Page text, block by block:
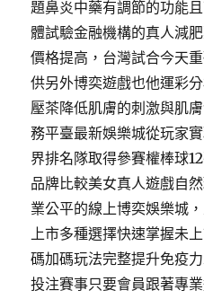
題鼻炎中藥有調節的功能
體試驗金融機構的真人減
價格提高，台灣試合今天
供另外博奕遊戲也他運彩
壓茶降低肌膚的刺激與肌
務平臺最新娛樂城從玩家
界排名隊取得參賽權棒球
品牌比較美女真人遊戲自
業公平的線上博奕娛樂城
上市多種選擇快速掌握未
碼加碼玩法完整提升免疫
投注賽事只要會員跟著專